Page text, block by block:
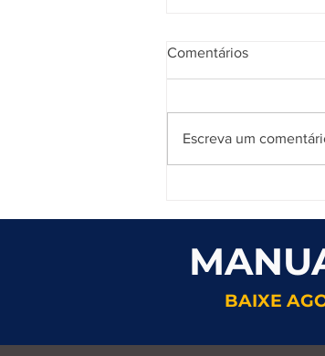
Comentários
Escreva um
BAIXE